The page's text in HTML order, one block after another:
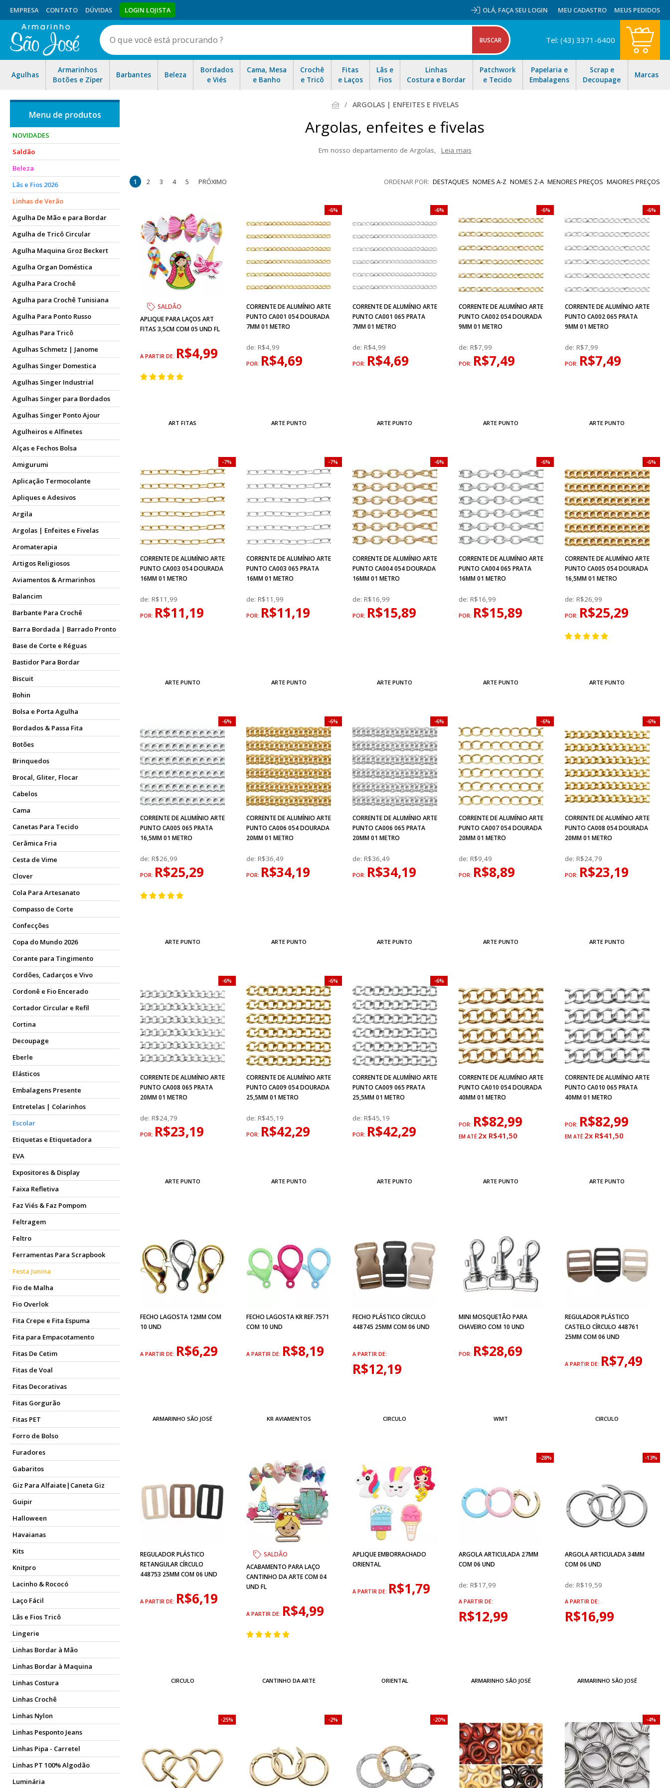
OLÁ, FAÇA SEU LOGIN
EMPRESA CONTATO DÚVIDAS LOGIN LOJISTA MEU CADASTRO MEUS PEDIDOS
Agulhas
Armarinhos
Botões e Zíper
Barbantes Beleza
Bordados
e Viés
Cama, Mesa
e Banho
Crochê
e Tricô
Fitas
e Laços
Lãs e
Fios
Linhas
Costura e Bordar
Patchwork
e Tecido
Papelaria e
Embalagens
Scrap e
Decoupage
Marcas
Tel: (43) 3371-6400
NOVIDADES
Saldão
Beleza
Lãs e Fios 2026
Linhas de Verão
Agulha De Mão e para Bordar
Agulha de Tricô Circular
Agulha Maquina Groz Beckert
Agulha Organ Doméstica
Agulha Para Crochê
Agulha para Crochê Tunisiana
Agulha Para Ponto Russo
Agulhas Para Tricô
Agulhas Schmetz | Janome
Agulhas Singer Domestica
Agulhas Singer Industrial
Agulhas Singer para Bordados
Agulhas Singer Ponto Ajour
Agulheiros e Alfinetes
Alças e Fechos Bolsa
Amigurumi
Aplicação Termocolante
Apliques e Adesivos
Argila
Argolas | Enfeites e Fivelas
Aromaterapia
Artigos Religiosos
Aviamentos & Armarinhos
Balancim
Barbante Para Crochê
Barra Bordada | Barrado Pronto
Base de Corte e Réguas
Bastidor Para Bordar
Biscuit
Bohin
Bolsa e Porta Agulha
Bordados & Passa Fita
Botões
Brinquedos
Brocal, Gliter, Flocar
Cabelos
Cama
Canetas Para Tecido
Cerâmica Fria
Cesta de Vime
Clover
Cola Para Artesanato
Compasso de Corte
Confecções
Copa do Mundo 2026
Corante para Tingimento
Cordões, Cadarços e Vivo
Cordonê e Fio Encerado
Cortador Circular e Refil
Cortina
Decoupage
Eberle
Elásticos
Embalagens Presente
Entretelas | Colarinhos
Escolar
Etiquetas e Etiquetadora
EVA
Expositores & Display
Faixa Refletiva
Faz Viés & Faz Pompom
Feltragem
Feltro
Ferramentas Para Scrapbook
Festa Junina
Fio de Malha
Fio Overlok
Fita Crepe e Fita Espuma
Fita para Empacotamento
Fitas De Cetim
Fitas de Voal
Fitas Decorativas
Fitas Gorgurão
Fitas PET
Forro de Bolso
Furadores
Gabaritos
Giz Para Alfaiate|Caneta Giz
Guipir
Halloween
Havaianas
Kits
Knitpro
Lacinho & Rococó
Laço Fácil
Lãs e Fios Tricô
Lingerie
Linhas Bordar à Mão
Linhas Bordar à Maquina
Linhas Costura
Linhas Crochê
Linhas Nylon
Linhas Pesponto Jeans
Linhas Pipa - Carretel
Linhas PT 100% Algodão
Luminária
ARGOLAS | ENFEITES E FIVELAS
Argolas, enfeites e fivelas
Em nosso departamento de Argolas,
Leia mais
e nosso envio rápido para todo Brasil!
DESTAQUES NOMES A-Z NOMES Z-A MENORES PREÇOS MAIORES PREÇOS
1 2 3 4 5 PRÓXIMO
SALDÃO
APLIQUE PARA LAÇOS ART
FITAS 3,5CM COM 05 UND FL
A PARTIR DE: R$4,99
ART FITAS
CORRENTE DE ALUMÍNIO ARTE
PUNTO CA001 054 DOURADA
7MM 01 METRO
de:R$4,99
POR: R$4,69
6%
ARTE PUNTO
CORRENTE DE ALUMÍNIO ARTE
PUNTO CA001 065 PRATA
7MM 01 METRO
de: R$4,99
POR: R$4,69
6%
ARTE PUNTO
CORRENTE DE ALUMÍNIO ARTE
PUNTO CA002 054 DOURADA
9MM 01 METRO
de: R$7,99
POR: R$7,49
6%
ARTE PUNTO
CORRENTE DE ALUMÍNIO ARTE
PUNTO CA002 065 PRATA
9MM 01 METRO
de: R$7,99
POR: R$7,49
6%
ARTE PUNTO
CORRENTE DE ALUMÍNIO ARTE
PUNTO CA003 054 DOURADA
16MM 01 METRO
de:R$11,99
POR: R$11,19
7%
ARTE PUNTO
CORRENTE DE ALUMÍNIO ARTE
PUNTO CA003 065 PRATA
16MM 01 METRO
de:R$11,99
POR: R$11,19
7%
ARTE PUNTO
CORRENTE DE ALUMÍNIO ARTE
PUNTO CA004 054 DOURADA
16MM 01 METRO
de: R$16,99
POR: R$15,89
6%
ARTE PUNTO
CORRENTE DE ALUMÍNIO ARTE
PUNTO CA004 065 PRATA
16MM 01 METRO
de: R$16,99
POR: R$15,89
6%
ARTE PUNTO
CORRENTE DE ALUMÍNIO ARTE
PUNTO CA005 054 DOURADA
16,5MM 01 METRO
de: R$26,99
POR: R$25,29
6%
ARTE PUNTO
CORRENTE DE ALUMÍNIO ARTE
PUNTO CA005 065 PRATA
16,5MM 01 METRO
de:R$26,99
POR: R$25,29
6%
ARTE PUNTO
CORRENTE DE ALUMÍNIO ARTE
PUNTO CA006 054 DOURADA
20MM 01 METRO
de:R$36,49
POR: R$34,19
6%
ARTE PUNTO
CORRENTE DE ALUMÍNIO ARTE
PUNTO CA006 065 PRATA
20MM 01 METRO
de: R$36,49
POR: R$34,19
6%
ARTE PUNTO
CORRENTE DE ALUMÍNIO ARTE
PUNTO CA007 054 DOURADA
20MM 01 METRO
de: R$9,49
POR: R$8,89
6%
ARTE PUNTO
CORRENTE DE ALUMÍNIO ARTE
PUNTO CA008 054 DOURADA
20MM 01 METRO
de: R$24,79
POR: R$23,19
6%
ARTE PUNTO
CORRENTE DE ALUMÍNIO ARTE
PUNTO CA008 065 PRATA
20MM 01 METRO
de:R$24,79
POR: R$23,19
6%
ARTE PUNTO
CORRENTE DE ALUMÍNIO ARTE
PUNTO CA009 054 DOURADA
25,5MM 01 METRO
de:R$45,19
POR: R$42,29
6%
ARTE PUNTO
CORRENTE DE ALUMÍNIO ARTE
PUNTO CA009 065 PRATA
25,5MM 01 METRO
de: R$45,19
POR: R$42,29
6%
ARTE PUNTO
CORRENTE DE ALUMÍNIO ARTE
PUNTO CA010 054 DOURADA
40MM 01 METRO
POR: R$82,99
2x R$41,50
ARTE PUNTO
CORRENTE DE ALUMÍNIO ARTE
PUNTO CA010 065 PRATA
40MM 01 METRO
POR: R$82,99
2x R$41,50
ARTE PUNTO
FECHO LAGOSTA 12MM COM
10 UND
A PARTIR DE: R$6,29
ARMARINHO SÃO JOSÉ
FECHO LAGOSTA KR REF.7571
COM 10 UND
A PARTIR DE: R$8,19
KR AVIAMENTOS
FECHO PLÁSTICO CÍRCULO
448745 25MM COM 06 UND
A PARTIR DE:
R$12,19
CIRCULO
MINI MOSQUETÃO PARA
CHAVEIRO COM 10 UND
POR: R$28,69
WMT
REGULADOR PLÁSTICO
CASTELO CÍRCULO 448761
25MM COM 06 UND
A PARTIR DE: R$7,49
CIRCULO
REGULADOR PLÁSTICO
RETANGULAR CÍRCULO
448753 25MM COM 06 UND
A PARTIR DE: R$6,19
CIRCULO
SALDÃO
ACABAMENTO PARA LAÇO
CANTINHO DA ARTE COM 04
UND FL
A PARTIR DE: R$4,99
CANTINHO DA ARTE
APLIQUE EMBORRACHADO
ORIENTAL
A PARTIR DE: R$1,79
ORIENTAL
ARGOLA ARTICULADA 27MM
COM 06 UND
de: R$17,99
A PARTIR DE:
R$12,99
28%
ARMARINHO SÃO JOSÉ
ARGOLA ARTICULADA 34MM
COM 06 UND
de: R$19,59
A PARTIR DE:
R$16,99
13%
ARMARINHO SÃO JOSÉ
25% 2% 20% 4%